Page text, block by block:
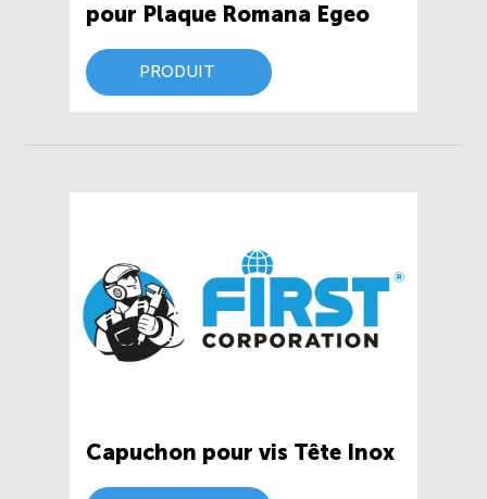
pour Plaque Romana Egeo
PRODUIT
Capuchon pour vis Tête Inox